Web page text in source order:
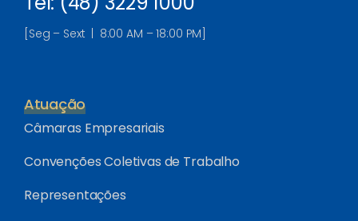
[Seg – Sext | 8:00 AM – 18:00 PM]
Atuação
Câmaras Empresariais
Convenções Coletivas de Trabalho
Representações